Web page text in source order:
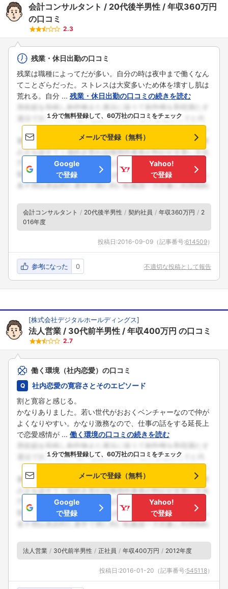
会計コンサルタント 20代後半男性
年収360万円
の口コミ
2.3
残業・休日出勤の口コミ
残業は職種によってだが多い。自分の時は夜中まで働くなん
てことざらだった。ストレスは大変多いため体を壊すし肌は
荒れる。自分 ... 残業・休日出勤の口コミの続きを読む
１分で無料登録して、60万社の口コミをチェック
メールで登録（無料）
Google
で登録
Yahoo!
で登録
会計コンサルタント 20代後半男性 契約社員 年収360万円
2
016年度
投稿日:2016-09-09 （記事番号:614509）
参考になった 0 不適切な投稿として報告
[株式会社デジタルホールディングス]
法人営業 30代前半男性 年収400万円 の口コミ
2.7
働く環境（社内恋愛）の口コミ
社内恋愛の寛容さとそのエピソード
割と寛容と感じる。
かなりありました。若い世代がおおくベンチャーなので仲が
よくなりやすい。かなり激務なので、仕事の話をする延長上
で恋愛感情が ... 働く環境の口コミの続きを読む
１分で無料登録して、60万社の口コミをチェック
メールで登録（無料）
Google
で登録
Yahoo!
で登録
法人営業 30代前半男性 正社員 年収400万円 2012年度
投稿日:2016-01-20 （記事番号:545118）